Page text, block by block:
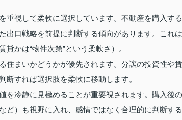
重視して柔軟に選択しています。不動産を購入する
出口戦略を前提に判断する傾向があります。これは
かは“物件次第”という柔軟さ）。
住まいかどうかが優先されます。分譲の投資性や賃
すれば選択肢を柔軟に移動します。
を冷静に見極めることが重要視されます。購入後の
ど）も視野に入れ、感情ではなく合理的に判断する